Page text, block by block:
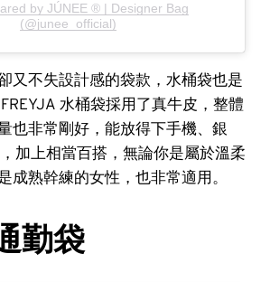
by JÚNEE ® | Designer Bag
(@junee_official)
又不失設計感的袋款，水桶袋也是
水桶袋採用了真牛皮，整體
也非常剛好，能放得下手機、銀
加上相當百搭，無論你是屬於溫柔
成熟幹練的女性，也非常適用。
勤袋